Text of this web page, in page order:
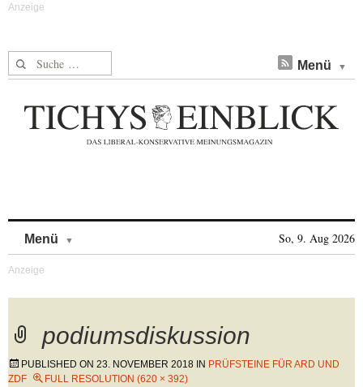
Suche nach: Menü
Menü So, 9. Aug 2026
podiumsdiskussion
PUBLISHED ON 23. NOVEMBER 2018 IN PRÜFSTEINE FÜR ARD UND
ZDF
FULL RESOLUTION (620 × 392)